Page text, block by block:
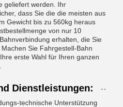
geliefert werden. Ihr
dass Sie die die meisten aus
Gewicht bis zu 560kg heraus
von nur 10
erhalten, die Sie
Sie Fahrgestell-Bahn
erste Wahl für Ihren ganzen
Dienstleistungen:
technische Unterstützung